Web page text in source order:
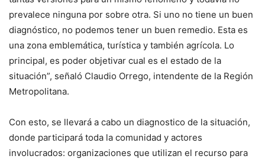
prevalece ninguna por sobre otra. Si uno no tiene un buen
diagnóstico, no podemos tener un buen remedio. Esta es
una zona emblemática, turística y también agrícola. Lo
principal, es poder objetivar cual es el estado de la
situación”, señaló Claudio Orrego, intendente de la Región
Metropolitana.
Con esto, se llevará a cabo un diagnostico de la situación,
donde participará toda la comunidad y actores
involucrados: organizaciones que utilizan el recurso para